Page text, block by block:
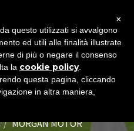
MOTOR
MORGAN MOTOR
×
questo utilizzati si avvalgono
ed utili alle finalità illustrate
di più o negare il consenso
la cookie policy.
questa pagina, cliccando
in altra maniera,